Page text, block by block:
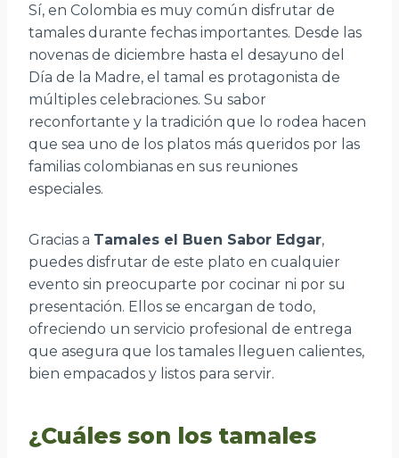
Sí, en Colombia es muy común disfrutar de
tamales durante fechas importantes. Desde las
novenas de diciembre hasta el desayuno del
Día de la Madre, el tamal es protagonista de
múltiples celebraciones. Su sabor
reconfortante y la tradición que lo rodea hacen
que sea uno de los platos más queridos por las
familias colombianas en sus reuniones
especiales.
Gracias a Tamales el Buen Sabor Edgar,
puedes disfrutar de este plato en cualquier
evento sin preocuparte por cocinar ni por su
presentación. Ellos se encargan de todo,
ofreciendo un servicio profesional de entrega
que asegura que los tamales lleguen calientes,
bien empacados y listos para servir.
¿Cuáles son los tamales